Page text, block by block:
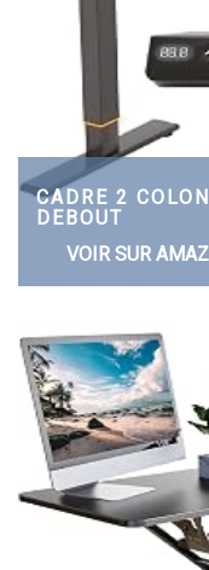
CADRE 2
DEBOUT
VOIR SUR